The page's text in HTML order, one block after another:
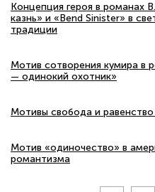
Концепция героя в романах
казнь» и «Bend Sinister» в
традиции
Мотив сотворения кумира в
— одинокий охотник»
Мотивы свобода и
Мотив «одиночество» в
романтизма